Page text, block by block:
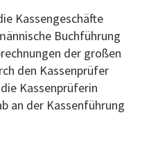
Kassengeschäfte
Buchführung
der großen
den Kassenprüfer
Kassenprüferin
an der Kassenführung